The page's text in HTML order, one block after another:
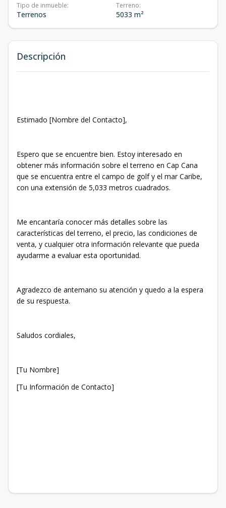
Tipo de inmueble:
Terrenos
Terreno:
5033 m²
Descripción
Estimado [Nombre del Contacto],
Espero que se encuentre bien. Estoy interesado en
obtener más información sobre el terreno en Cap Cana
que se encuentra entre el campo de golf y el mar Caribe,
con una extensión de 5,033 metros cuadrados.
Me encantaría conocer más detalles sobre las
características del terreno, el precio, las condiciones de
venta, y cualquier otra información relevante que pueda
ayudarme a evaluar esta oportunidad.
Agradezco de antemano su atención y quedo a la espera
de su respuesta.
Saludos cordiales,
[Tu Nombre]
[Tu Información de Contacto]